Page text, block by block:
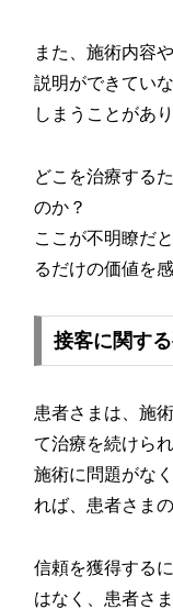
また、施術内容
説明ができてい
しまうことがあり
どこを治療する
のか？
ここが不明瞭だ
るだけの価値を
接客に関す
患者さまは、施
て治療を続けられ
施術に問題がな
れば、患者さま
信頼を獲得する
はなく、患者さ